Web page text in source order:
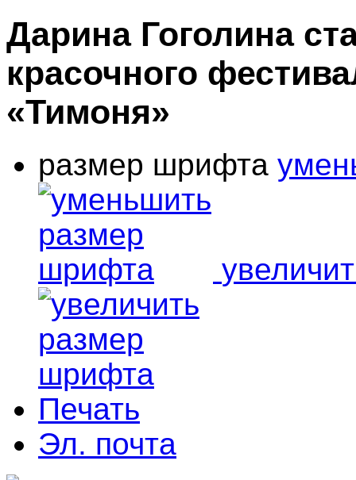
Дарина Гоголина
красочного
«Тимоня»
размер шрифта
Печать
Эл. почта